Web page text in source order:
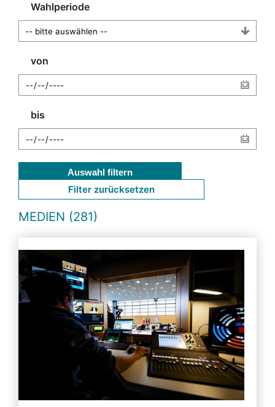
Wahlperiode
von
bis
Auswahl filtern
Filter zurücksetzen
MEDIEN (281)